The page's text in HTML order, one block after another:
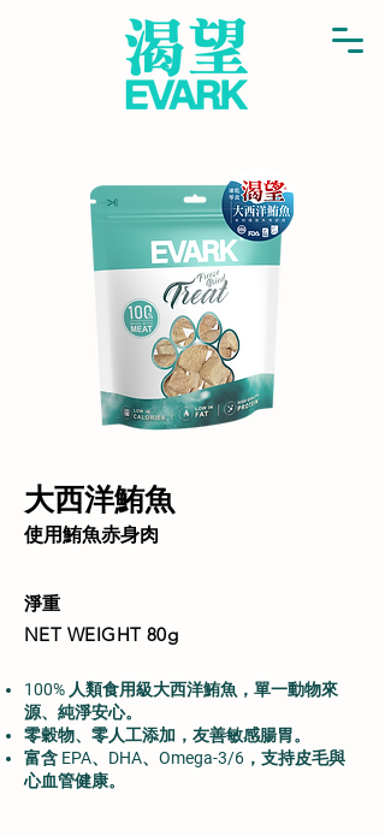
大西洋鮪魚
使用鮪魚赤身肉
​淨重
NET WEIGHT 80g
100% 人類食用級大西洋鮪魚 ，單一動物來
源、純淨安心。
零穀物、零人工添加 ，友善敏感腸胃。
富含 EPA、DHA、Omega-3/6 ，支持皮毛與
心血管健康。